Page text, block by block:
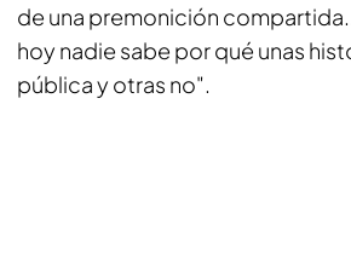
de una premonición
hoy nadie sabe por qué unas
pública y otras no".